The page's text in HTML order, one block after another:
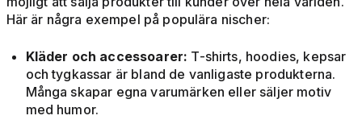
Här är några exempel på populära nischer:
Kläder och accessoarer: T-shirts, hoodies, kepsar
och tygkassar är bland de vanligaste produkterna.
Många skapar egna varumärken eller säljer motiv
med humor.